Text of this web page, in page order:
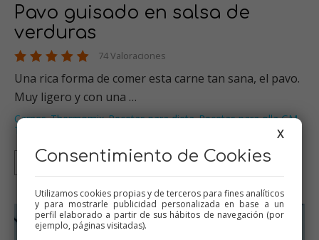
Pavo guisado en salsa de
verduras
74 Valoraciones
Una rica forma de comer esta carne tan sana, el pavo.
Muy ligero y con una …
Carnes,Thermomix,Recetas para dieta,Recetas para olla GM,
Tradicional
Thermomix Tradicional Olla GM Mambo
X
Consentimiento de Cookies
Utilizamos cookies propias y de terceros para fines analíticos
y para mostrarle publicidad personalizada en base a un
perfil elaborado a partir de sus hábitos de navegación (por
ejemplo, páginas visitadas).